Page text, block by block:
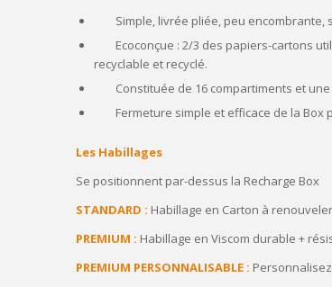
Simple, livrée pliée, peu encombrante,
Ecoconçue : 2/3 des papiers-cartons
recyclable et recyclé.
Constituée de 16 compartiments et
Fermeture simple et efficace de la
Les Habillages
Se positionnent par-dessus la Recharge Box
STANDARD : Habillage en Carton à
PREMIUM : Habillage en Viscom durable +
PREMIUM PERSONNALISABLE :